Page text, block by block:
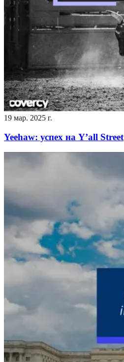
19 мар. 2025 г.
Yeehaw: успех на Y’all Street